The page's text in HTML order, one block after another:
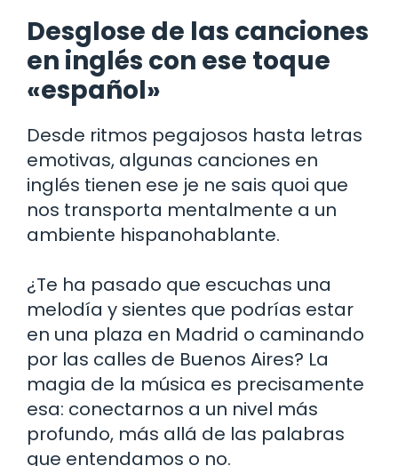
Desglose de las canciones
en inglés con ese toque
«español»
Desde ritmos pegajosos hasta letras
emotivas, algunas canciones en
inglés tienen ese je ne sais quoi que
nos transporta mentalmente a un
ambiente hispanohablante.
¿Te ha pasado que escuchas una
melodía y sientes que podrías estar
en una plaza en Madrid o caminando
por las calles de Buenos Aires? La
magia de la música es precisamente
esa: conectarnos a un nivel más
profundo, más allá de las palabras
que entendamos o no.